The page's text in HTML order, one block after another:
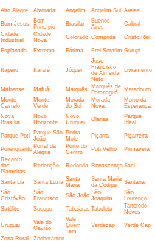
Alto Alegre Alvorada Angelim Angelim Sul Areias
Bom Jesus
Bom
Princípio
Brasilar
Buenos
Aires
Cabral
Cidade
Industrial
Cidade
Nova
Colorado Comprida Cristo Rei
Esplanada Extrema Fátima Frei Serafim Gurupi
Itaperu Itararé Jóquei
José
Francisco
de Almeida
Neto
Livramento
Mafrense Mafuá Marquês
Marquês de
Paranaguá
Matadouro
Monte
Castelo
Monte
Verde
Morada
do Sol
Morada
Nova
Morro da
Esperança
Nova
Brasília
Novo
Horizonte
Novo
Uruguai
Olarias
Parque
Ideal
Parque Poti
Parque São
João
Pedra
Mole
Piçarra Piçarreira
Porenquanto Portal da
Alegria
Porto do
Centro
Poti Velho Primavera
Recanto
das
Plameiras
Redenção Redonda Renascença Saci
Santa Lia Santa Luzia Santa
Maria
Santa Maria
da Codipe
Santana
São
Cristóvão
São
Francisco
São João São
Joaquim
São
Lourenço
Satélite Socopo Tabajaras Taboleta
Tancredo
Neves
Uruguai
Vale do
Gavião
Vale
Quem
Tem
Verdecap Verde Cap
Zona Rural Zoobotânico